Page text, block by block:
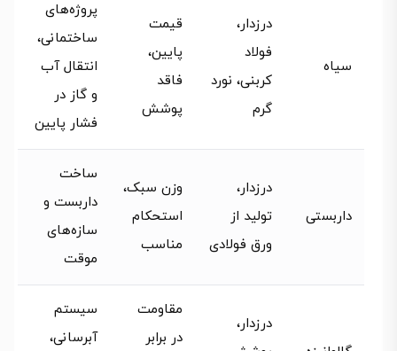
سیاه
درزدار،
فولاد
کربنی، نورد
گرم
قیمت
پایین،
فاقد
پوشش
پروژه‌های
ساختمانی،
انتقال آب
و گاز در
فشار پایین
داربستی
درزدار،
تولید از
ورق فولادی
وزن سبک،
استحکام
مناسب
ساخت
داربست و
سازه‌های
موقت
درزدار،
مقاومت
در برابر
سیستم
آبرسانی،